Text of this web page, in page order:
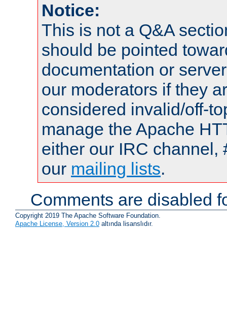
Notice:
This is not a Q&A
should be pointed
documentation or
our moderators if they
considered invalid/off-
manage the Apache
either our IRC channel,
our mailing lists.
Comments are disabled
Copyright 2019 The Apache Software Foundation.
Apache License, Version 2.0 altında lisanslıdır.